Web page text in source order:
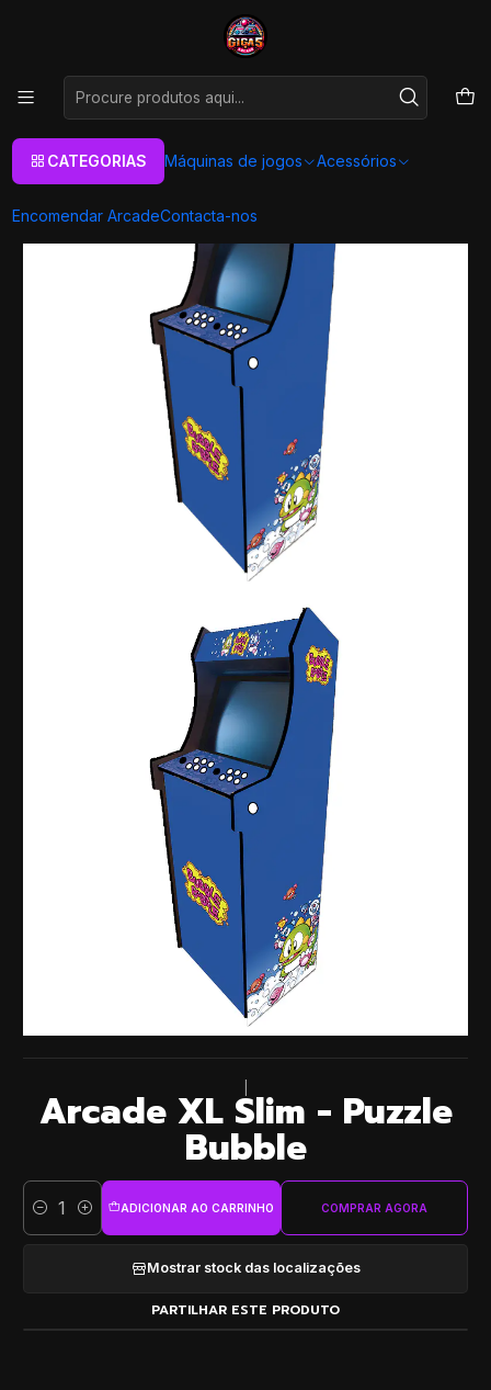
CATEGORIAS Máquinas de jogos Acessórios
Encomendar ArcadeContacta-nos
As melhores máquinas de jogos Arcade Personalizadas
Retro Games Arcade XL Slim - Puzzle Bubble
Arcade XL Slim - Puzzle
Bubble
Quantidade
ADICIONAR AO CARRINHO COMPRAR AGORA
Mostrar stock das localizações
PARTILHAR ESTE PRODUTO